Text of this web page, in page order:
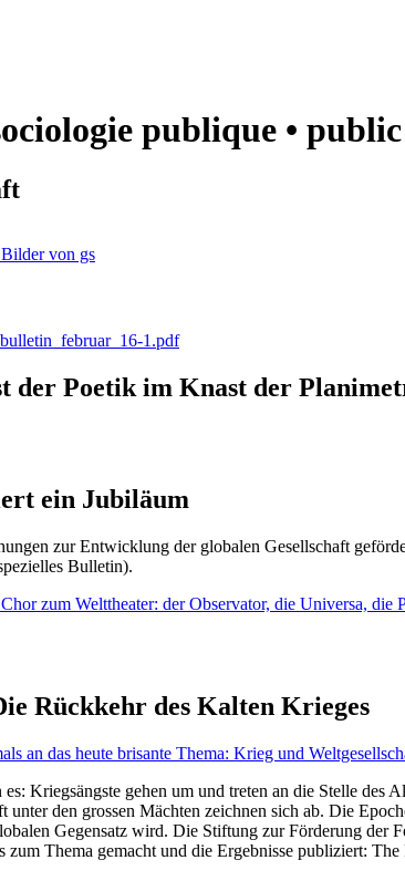
publique •
von gs
1.pdf
der Poetik im Knast der
ein Jubiläum
zur Entwicklung der globalen Gesellschaft
Bulletin).
zum Welttheater: der Observator, die Universa, die
Rückkehr des Kalten Krieges
an das heute brisante Thema: Krieg und
Kriegsängste gehen um und treten an die Stelle
den grossen Mächten zeichnen sich ab. Die
Gegensatz wird. Die Stiftung zur Förderung
zum Thema gemacht und die Ergebnisse publiziert: